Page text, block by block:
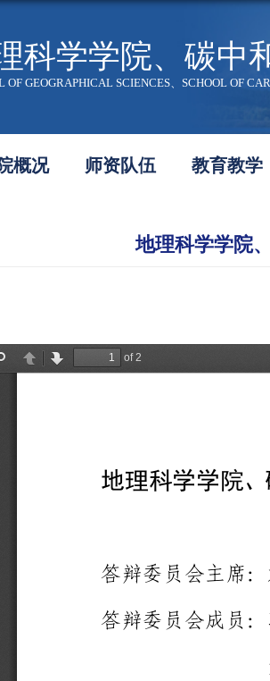
科学学院、碳中
OF GEOGRAPHICAL SCIENCES、SCHOOL OF
概况 师资队伍 教育教学
地理科学学院